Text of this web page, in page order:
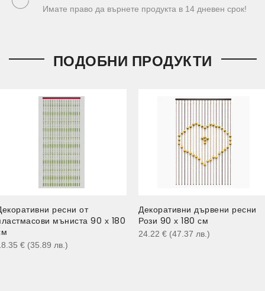
Имате право да върнете продукта в 14 дневен срок!
ПОДОБНИ ПРОДУКТИ
ресни от
мъниста 90 х 180
€ (35.89 лв. )
Декоративни дървени ресни
Рози 90 х 180 см
24.22 € (47.37 лв. )